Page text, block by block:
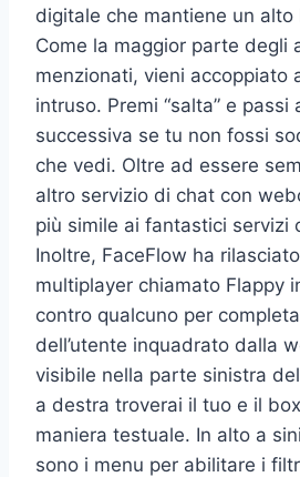
digitale che mantiene un alto
Come la maggior parte degli
menzionati, vieni accoppiato
intruso. Premi “salta” e passi
successiva se tu non fossi
che vedi. Oltre ad essere
altro servizio di chat con
più simile ai fantastici servizi
Inoltre, FaceFlow ha
multiplayer chiamato Flappy
contro qualcuno per
dell’utente inquadrato dalla
visibile nella parte sinistra
a destra troverai il tuo e il
maniera testuale. In alto a
sono i menu per abilitare i